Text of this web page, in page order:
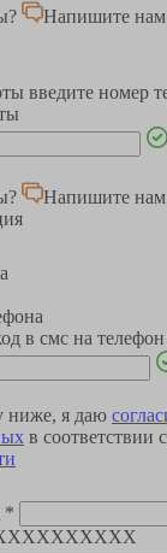
Напишите нам
введите номер
Напишите нам
в смс на
ниже, я даю
в соответствии с
*